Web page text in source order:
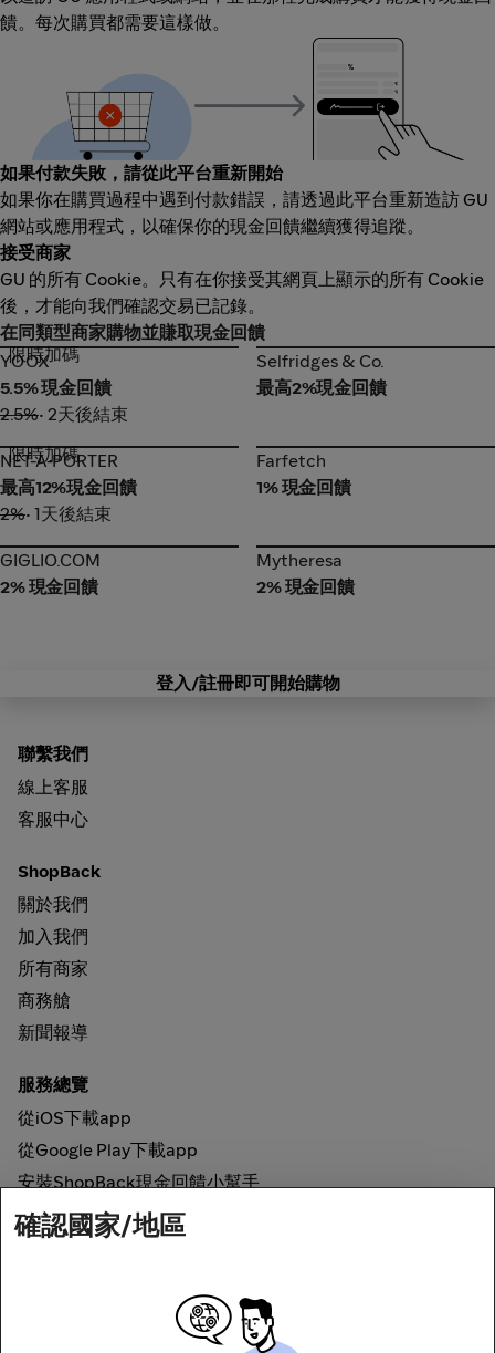
饋。每次購買都需要這樣做。
如果付款失敗，請從此平台重新開始
如果你在購買過程中遇到付款錯誤，請透過此平台重新造訪 GU
網站或應用程式，以確保你的現金回饋繼續獲得追蹤。
接受商家
GU 的所有 Cookie。只有在你接受其網頁上顯示的所有 Cookie
後，才能向我們確認交易已記錄。
在同類型商家購物並賺取現金回饋
YOOX
限時加碼
YOOX
5.5% 現金回饋
2.5%• 2天後結束
Selfridges & Co.
Selfridges & Co.
最高2%現金回饋
NET-A-PORTER
限時加碼
NET-A-PORTER
最高12%現金回饋
2%• 1天後結束
Farfetch
Farfetch
1% 現金回饋
GIGLIO.COM
GIGLIO.COM
2% 現金回饋
Mytheresa
Mytheresa
2% 現金回饋
登入/註冊即可開始購物
聯繫我們
線上客服
客服中心
ShopBack
關於我們
加入我們
所有商家
商務艙
新聞報導
服務總覽
從iOS下載app
從Google Play下載app
安裝ShopBack現金回饋小幫手
如何運作
確認國家/地區